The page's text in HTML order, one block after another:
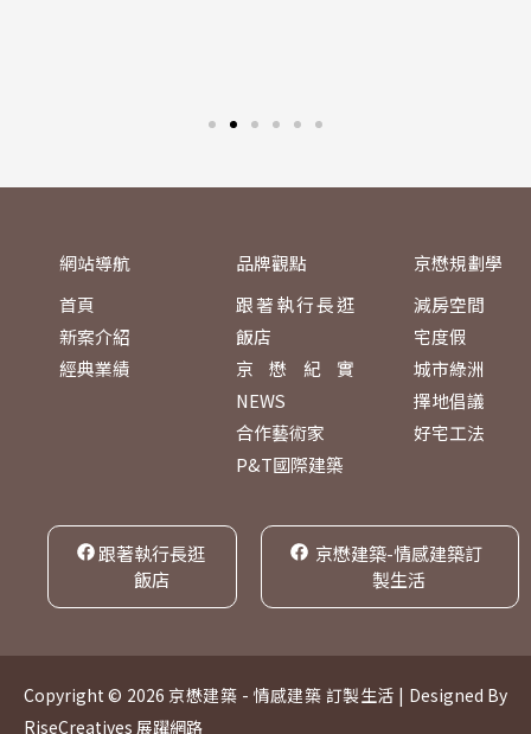
網站導航
首頁
新案介紹
經典業績
品牌觀點
跟著執行長逛
飯店
京懋紀實
NEWS
合作藝術家
P&T國際建築
京懋規劃學
減房空間
宅度假
城市綠洲
擇地倡議
好宅工法
跟著執行長逛
飯店
京懋建築-情感建築訂
製生活
Copyright © 2026 京懋建築 - 情感建築 訂製生活 | Designed By
RiseCreatives 展躍網路